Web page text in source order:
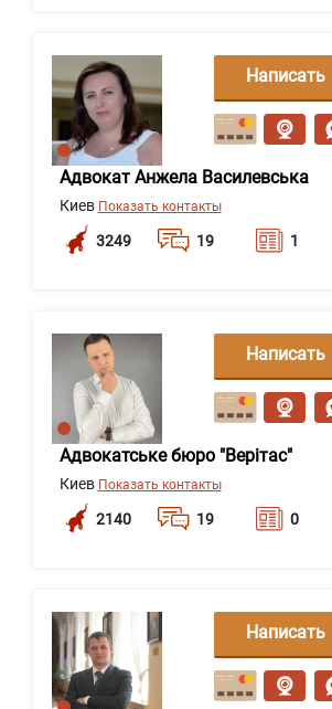
Адвокат Анжела Василевська
Киев Показать контакты
3249 19 1
Написать
сообщение
Адвокатське бюро "Верітас"
Киев Показать контакты
2140 19 0
Написать
сообщение
Написать
сообщение